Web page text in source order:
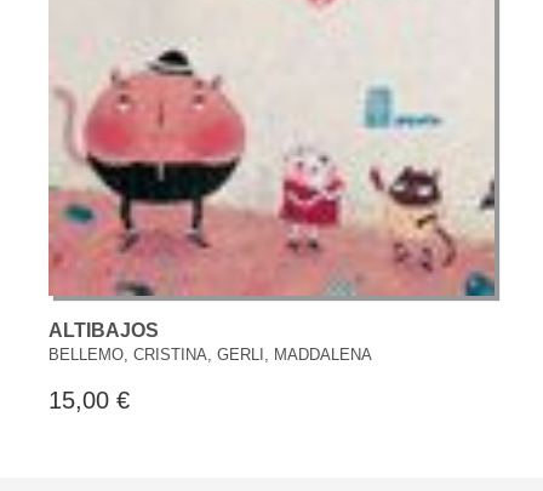
ALTIBAJOS
BELLEMO, CRISTINA, GERLI, MADDALENA
15,00 €